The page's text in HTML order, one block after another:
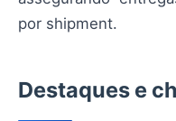
por shipment.
Destaques e